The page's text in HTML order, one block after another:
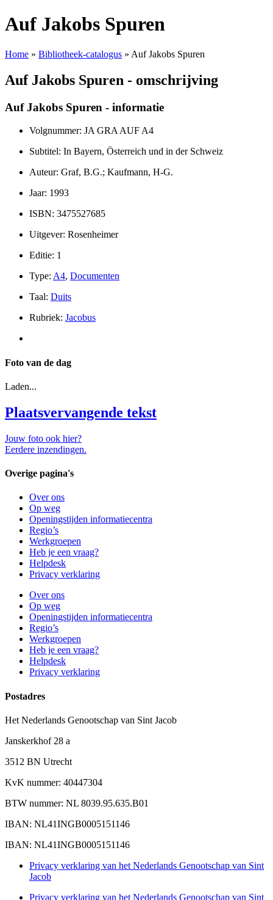
Auf Jakobs Spuren
Home » Bibliotheek-catalogus » Auf Jakobs Spuren
Auf Jakobs Spuren - omschrijving
Auf Jakobs Spuren - informatie
Volgnummer: JA GRA AUF A4
Subtitel: In Bayern, Österreich und in der Schweiz
Auteur: Graf, B.G.; Kaufmann, H-G.
Jaar: 1993
ISBN: 3475527685
Uitgever: Rosenheimer
Editie: 1
Type: A4, Documenten
Taal: Duits
Rubriek: Jacobus
Foto van de dag
Laden...
Plaatsvervangende tekst
Jouw foto ook hier?
Eerdere inzendingen.
Overige pagina's
Over ons
Op weg
Openingstijden informatiecentra
Regio’s
Werkgroepen
Heb je een vraag?
Helpdesk
Privacy verklaring
Over ons
Op weg
Openingstijden informatiecentra
Regio’s
Werkgroepen
Heb je een vraag?
Helpdesk
Privacy verklaring
Postadres
Het Nederlands Genootschap van Sint Jacob
Janskerkhof 28 a
3512 BN Utrecht
KvK nummer: 40447304
BTW nummer: NL 8039.95.635.B01
IBAN: NL41INGB0005151146
IBAN: NL41INGB0005151146
Privacy verklaring van het Nederlands Genootschap van Sint
Jacob
Privacy verklaring van het Nederlands Genootschap van Sint